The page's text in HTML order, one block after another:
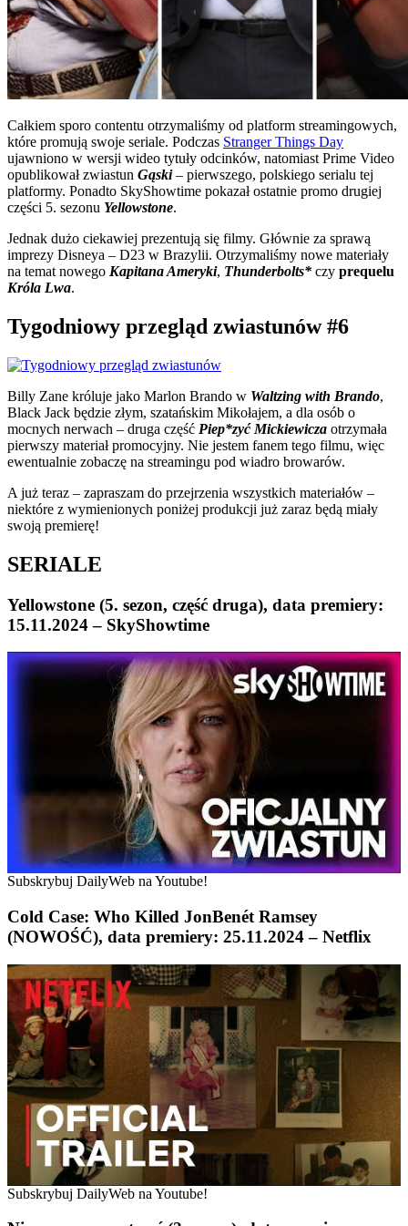
Całkiem sporo contentu otrzymaliśmy od platform streamingowych,
które promują swoje seriale. Podczas Stranger Things Day
ujawniono w wersji wideo tytuły odcinków, natomiast Prime Video
opublikował zwiastun Gąski – pierwszego, polskiego serialu tej
platformy. Ponadto SkyShowtime pokazał ostatnie promo drugiej
części 5. sezonu Yellowstone.
Jednak dużo ciekawiej prezentują się filmy. Głównie za sprawą
imprezy Disneya – D23 w Brazylii. Otrzymaliśmy nowe materiały
na temat nowego Kapitana Ameryki, Thunderbolts* czy prequelu
Króla Lwa.
Tygodniowy przegląd zwiastunów #6
Billy Zane króluje jako Marlon Brando w Waltzing with Brando,
Black Jack będzie złym, szatańskim Mikołajem, a dla osób o
mocnych nerwach – druga część Piep*zyć Mickiewicza otrzymała
pierwszy materiał promocyjny. Nie jestem fanem tego filmu, więc
ewentualnie zobaczę na streamingu pod wiadro browarów.
A już teraz – zapraszam do przejrzenia wszystkich materiałów –
niektóre z wymienionych poniżej produkcji już zaraz będą miały
swoją premierę!
SERIALE
Yellowstone (5. sezon, część druga), data premiery:
15.11.2024 – SkyShowtime
Subskrybuj DailyWeb na Youtube!
Cold Case: Who Killed JonBenét Ramsey
(NOWOŚĆ), data premiery: 25.11.2024 – Netflix
Subskrybuj DailyWeb na Youtube!